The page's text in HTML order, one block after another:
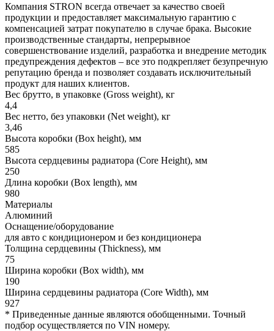
Компания STRON всегда отвечает за качество своей
продукции и предоставляет максимальную гарантию с
компенсацией затрат покупателю в случае брака. Высокие
производственные стандарты, непрерывное
совершенствование изделий, разработка и внедрение методик
предупреждения дефектов – все это подкрепляет безупречную
репутацию бренда и позволяет создавать исключительный
продукт для наших клиентов.
Вес брутто, в упаковке (Gross weight), кг
4,4
Вес нетто, без упаковки (Net weight), кг
3,46
Высота коробки (Box height), мм
585
Высота сердцевины радиатора (Core Height), мм
250
Длина коробки (Box length), мм
980
Материалы
Алюминий
Оснащение/оборудование
для авто с кондиционером и без кондиционера
Толщина сердцевины (Thickness), мм
75
Ширина коробки (Box width), мм
190
Ширина сердцевины радиатора (Core Width), мм
927
* Приведенные данные являются обобщенными. Точный
подбор осуществляется по VIN номеру.